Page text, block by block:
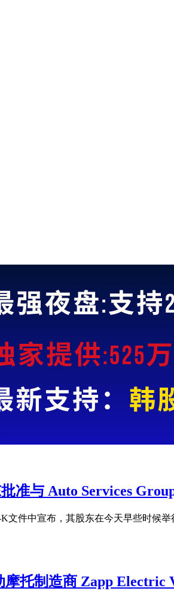
准与 Auto Services
文件中宣布，其股东在今天早些时候
托制造商 Zapp Electric